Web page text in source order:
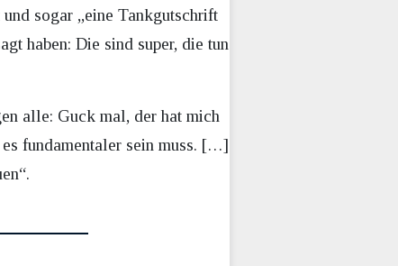
sogar „eine Tankgutschrift
haben: Die sind super, die tun
alle: Guck mal, der hat mich
fundamentaler sein muss. […]